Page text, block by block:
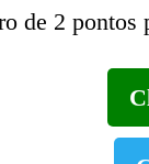
de 2 pontos